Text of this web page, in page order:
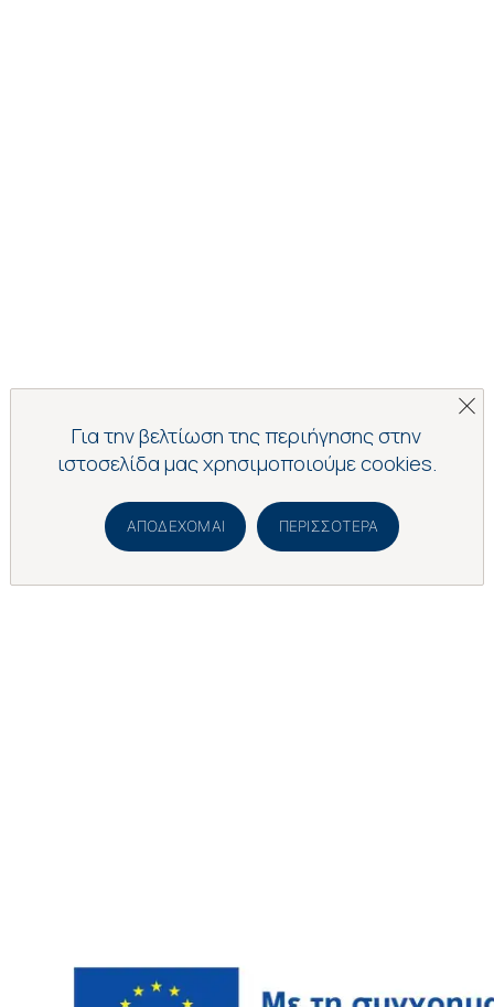
Για την βελτίωση της περιήγησης στην
ιστοσελίδα μας χρησιμοποιούμε cookies.
ΑΠΟΔΈΧΟΜΑΙ ΠΕΡΙΣΣΌΤΕΡΑ